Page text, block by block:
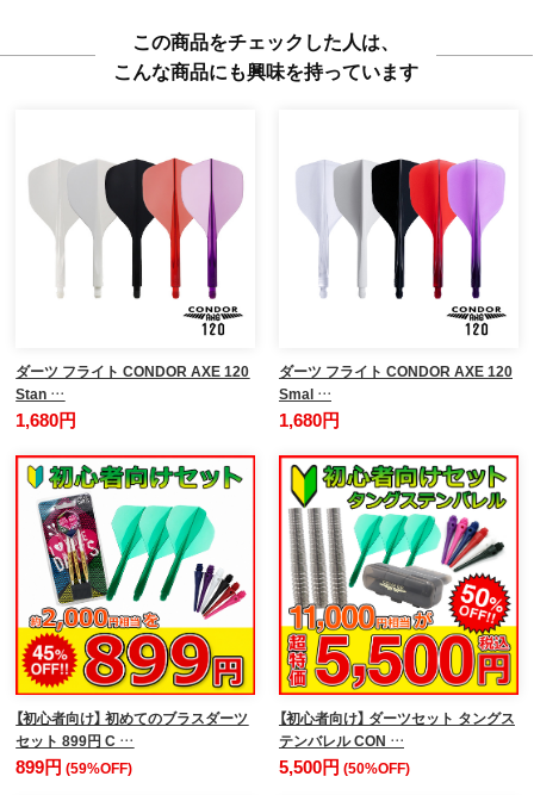
この商品をチェックした人は、
こんな商品にも興味を持っています
ダーツ フライト CONDOR AXE 120
Stan …
1,680円
ダーツ フライト CONDOR AXE 120
Smal …
1,680円
【初心者向け】 初めてのブラスダーツ
セット 899円 C …
899円(59%OFF)
【初心者向け】 ダーツセット タングス
テンバレル CON …
5,500円 (50%OFF)